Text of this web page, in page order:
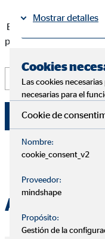
Busca fácilmente al
para ayudarte con tu
Limpiar
A
Mostrar detalles
Cookies
Las cookies
necesarias para el
Cookie de
Nombre:
cookie_consent_v2
Proveedor:
mindshape
Propósito:
Gestión de la